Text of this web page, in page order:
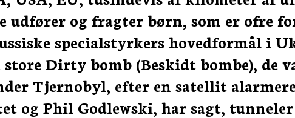
udfører og fragter børn, som er ofre
specialstyrkers hovedformål i
store Dirty bomb (Beskidt bombe), de
Tjernobyl, efter en satellit
og Phil Godlewski, har sagt,